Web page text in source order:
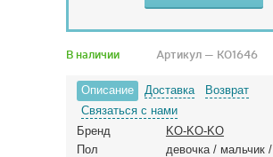
В наличии Артикул — KO1646
Описание Доставка
Возврат
Связаться с нами
Бренд
KO-KO-KO
Пол
девочка / мальчик /